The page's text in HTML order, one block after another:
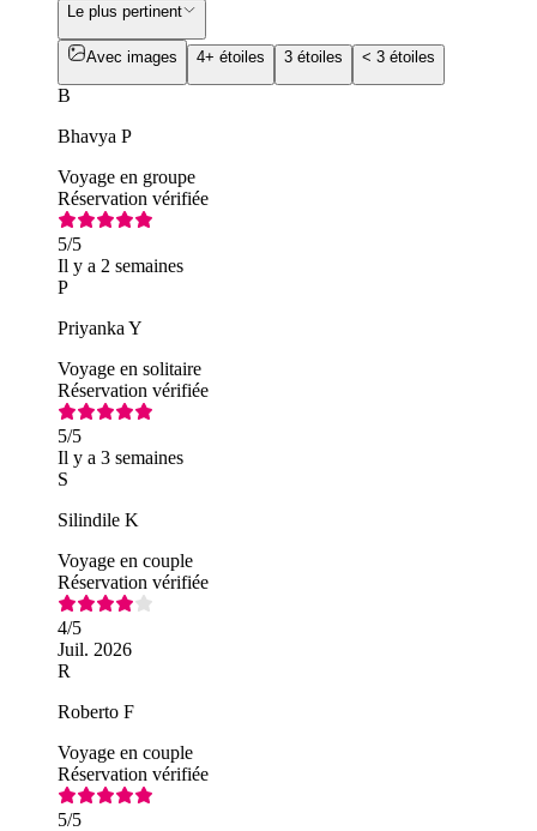
Le plus pertinent
Avec images 4+ étoiles 3 étoiles < 3 étoiles
B
Bhavya P
Voyage en groupe
Réservation vérifiée
5/5
Il y a 2 semaines
P
Priyanka Y
Voyage en solitaire
Réservation vérifiée
5/5
Il y a 3 semaines
S
Silindile K
Voyage en couple
Réservation vérifiée
4/5
Juil. 2026
R
Roberto F
Voyage en couple
Réservation vérifiée
5/5